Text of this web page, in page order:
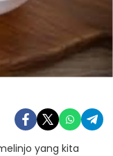
yang kita